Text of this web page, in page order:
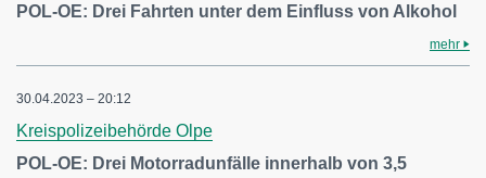
POL-OE: Drei Fahrten unter dem Einfluss von Alkohol
mehr
30.04.2023 – 20:12
Kreispolizeibehörde Olpe
POL-OE: Drei Motorradunfälle innerhalb von 3,5